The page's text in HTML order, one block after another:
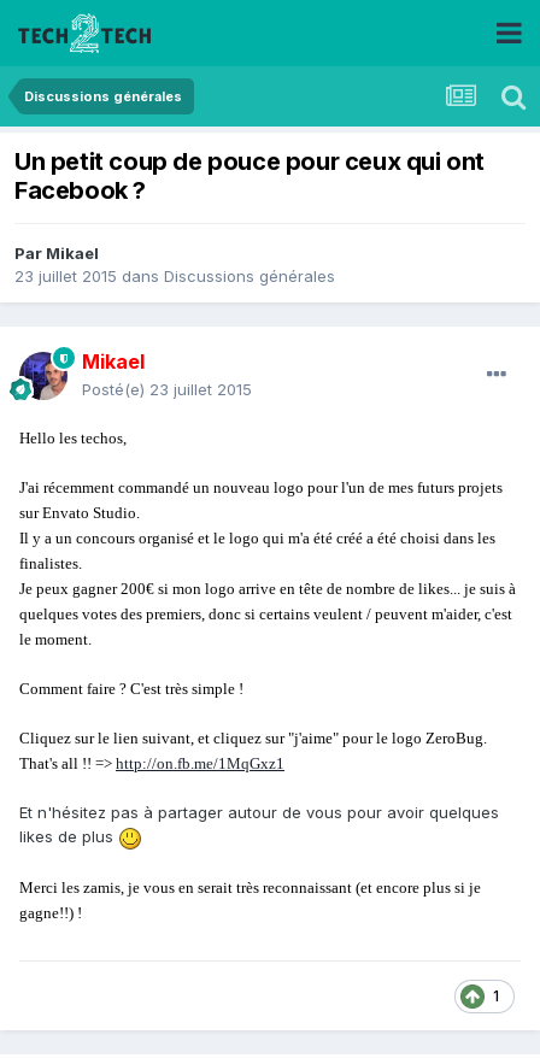
Discussions générales
Un petit coup de pouce pour ceux qui ont
Facebook ?
Par Mikael
23 juillet 2015 dans Discussions générales
Mikael
Posté(e) 23 juillet 2015
Hello les techos,
J'ai récemment commandé un nouveau logo pour l'un de mes futurs projets
sur Envato Studio.
Il y a un concours organisé et le logo qui m'a été créé a été choisi dans les
finalistes.
Je peux gagner 200€ si mon logo arrive en tête de nombre de likes... je suis à
quelques votes des premiers, donc si certains veulent / peuvent m'aider, c'est
le moment.
Comment faire ? C'est très simple !
Cliquez sur le lien suivant, et cliquez sur "j'aime" pour le logo ZeroBug.
That's all !! => http://on.fb.me/1MqGxz1
Et n'hésitez pas à partager autour de vous pour avoir quelques
likes de plus
Merci les zamis, je vous en serait très reconnaissant (et encore plus si je
gagne!!) !
1